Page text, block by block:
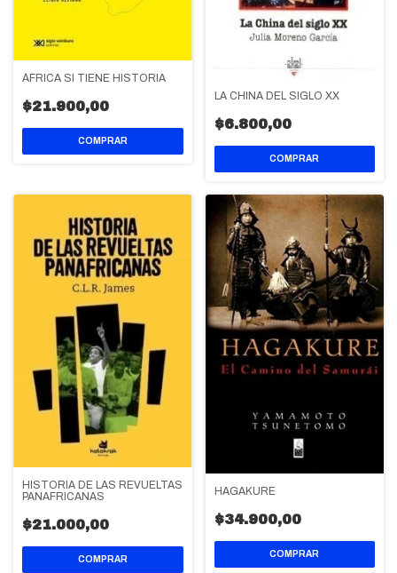
ÁFRICA SI TIENE HISTORIA
$21.900,00
LA CHINA DEL SIGLO XX
$6.800,00
HISTORIA DE LAS REVUELTAS
PANAFRICANAS
$21.000,00
HAGAKURE
$34.900,00